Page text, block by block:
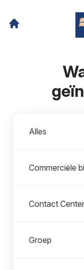
Alles
Commerciële
Contact Center
Groep